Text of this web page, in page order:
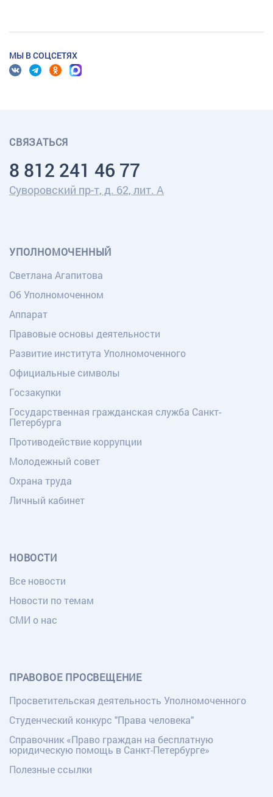
МЫ В СОЦСЕТЯХ
СВЯЗАТЬСЯ
8 812 241 46 77
Суворовский пр-т, д. 62, лит. А
УПОЛНОМОЧЕННЫЙ
Светлана Агапитова
Об Уполномоченном
Аппарат
Правовые основы деятельности
Развитие института Уполномоченного
Официальные символы
Госзакупки
Государственная гражданская служба Санкт-
Петербурга
Противодействие коррупции
Молодежный совет
Охрана труда
Личный кабинет
НОВОСТИ
Все новости
Новости по темам
СМИ о нас
ПРАВОВОЕ ПРОСВЕЩЕНИЕ
Просветительская деятельность Уполномоченного
Студенческий конкурс "Права человека"
Справочник «Право граждан на бесплатную
юридическую помощь в Санкт-Петербурге»
Полезные ссылки